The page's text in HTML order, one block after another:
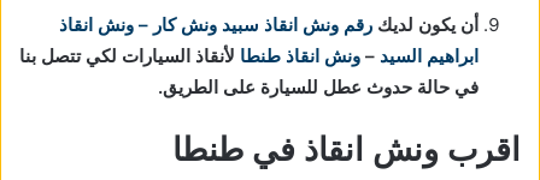
أن يكون لديك رقم ونش انقاذ سبيد ونش كار – ونش انقاذ
ابراهيم السيد – ونش انقاذ طنطا لأنقاذ السيارات لكي تتصل بنا
في حالة حدوث عطل للسيارة على الطريق.
اقرب ونش انقاذ في طنطا